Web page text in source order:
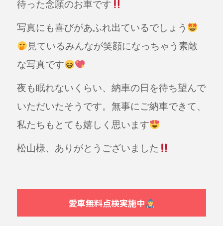
待った念願のお車です
写真にも喜びがあふれ出ているでしょう
見ているみんなが笑顔になっちゃう素敵
な写真です
夜も眠れないくらい、納車の日を待ち望んで
いただいたそうです。無事にご納車できて、
私たちもとても嬉しく思います
松山様、ありがとうございました
愛車無料点検実施中